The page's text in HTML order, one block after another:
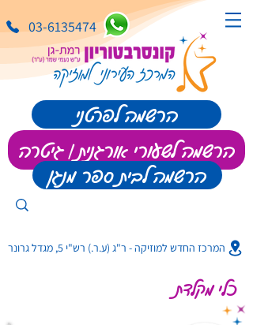
03-6135474
הרשמה לשעורי אורגנית | גיטרה
הרשמה לבית ספר מנגן
הרשמה לפרטני
המרכז החדש למוזיקה - ר"ג (ע.ר.) רש"י 5, מגדל גרונר
כלי מקלדת